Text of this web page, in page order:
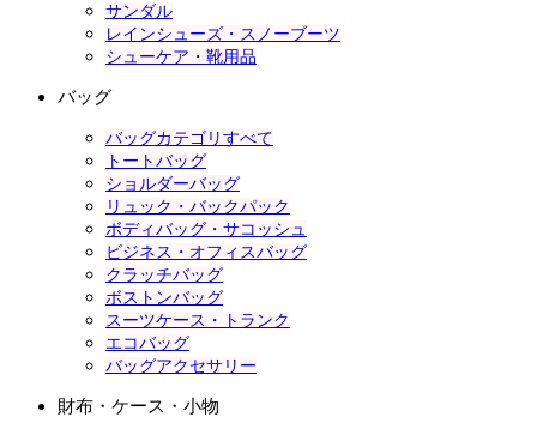
サンダル
レインシューズ・スノーブーツ
シューケア・靴用品
バッグ
バッグカテゴリすべて
トートバッグ
ショルダーバッグ
リュック・バックパック
ボディバッグ・サコッシュ
ビジネス・オフィスバッグ
クラッチバッグ
ボストンバッグ
スーツケース・トランク
エコバッグ
バッグアクセサリー
財布・ケース・小物